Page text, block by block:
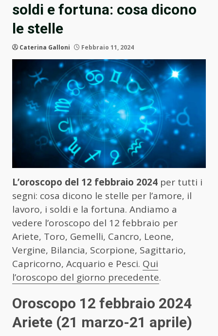
soldi e fortuna: cosa dicono
le stelle
Caterina Galloni Febbraio 11, 2024
L’oroscopo del 12 febbraio 2024 per tutti i
segni: cosa dicono le stelle per l’amore, il
lavoro, i soldi e la fortuna. Andiamo a
vedere l’oroscopo del 12 febbraio per
Ariete, Toro, Gemelli, Cancro, Leone,
Vergine, Bilancia, Scorpione, Sagittario,
Capricorno, Acquario e Pesci. Qui
l’oroscopo del giorno precedente.
Oroscopo 12 febbraio 2024
Ariete (21 marzo-21 aprile)